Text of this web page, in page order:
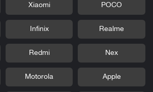
POCO
Xiaomi
Realme
Infinix
Nex
Redmi
Apple
Motorola